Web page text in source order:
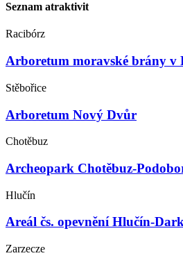
Seznam atraktivit
Racibórz
Arboretum moravské brány v
Stěbořice
Arboretum Nový Dvůr
Chotěbuz
Archeopark Chotěbuz-
Hlučín
Areál čs. opevnění Hlučín-
Zarzecze